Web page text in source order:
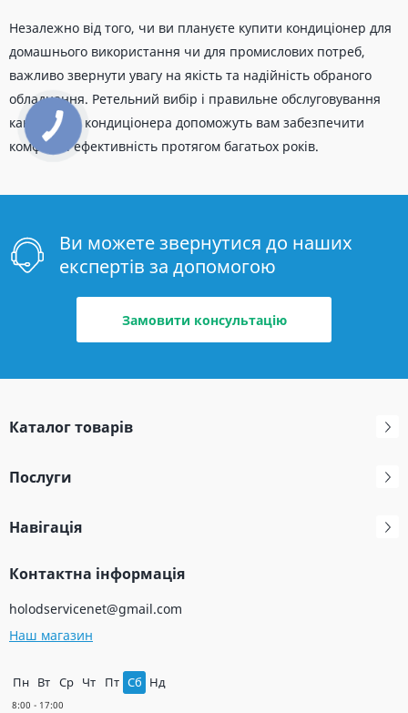
Незалежно від того, чи ви плануєте купити кондиціонер для
домашнього використання чи для промислових потреб,
важливо звернути увагу на якість та надійність обраного
обладнання. Ретельний вибір і правильне обслуговування
канального кондиціонера допоможуть вам забезпечити
комфорт і ефективність протягом багатьох років.
Ви можете звернутися до наших
експертів за допомогою
Замовити консультацію
Каталог товарів
Послуги
Навігація
Контактна інформація
holodservicenet@gmail.com
Наш магазин
Пн Вт Ср Чт Пт Сб Нд